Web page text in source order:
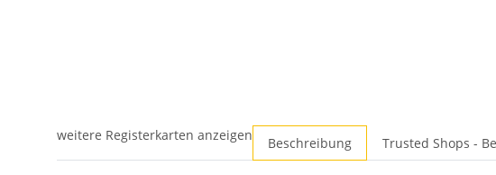
weitere Registerkarten anzeigen Beschreibung Trusted Shops -